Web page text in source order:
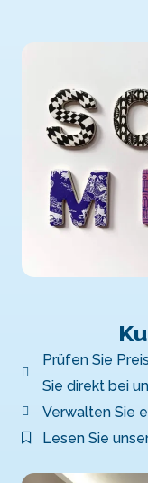
Prüfen Sie
Sie direkt bei
Verwalten Sie
Lesen Sie